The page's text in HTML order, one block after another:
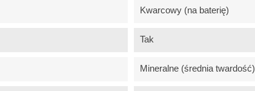
Kwarcowy (na baterię)
Tak
Mineralne (średnia twardość)